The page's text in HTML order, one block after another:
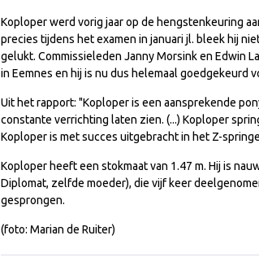
Koploper werd vorig jaar op de hengstenkeuring
precies tijdens het examen in januari jl. bleek hij
gelukt. Commissieleden Janny Morsink en Edwin
in Eemnes en hij is nu dus helemaal goedgekeurd
Uit het rapport: "Koploper is een aansprekende
constante verrichting laten zien. (...) Koploper
Koploper is met succes uitgebracht in het Z-
Koploper heeft een stokmaat van 1.47 m. Hij is
Diplomat, zelfde moeder), die vijf keer
gesprongen.
(foto: Marian de Ruiter)